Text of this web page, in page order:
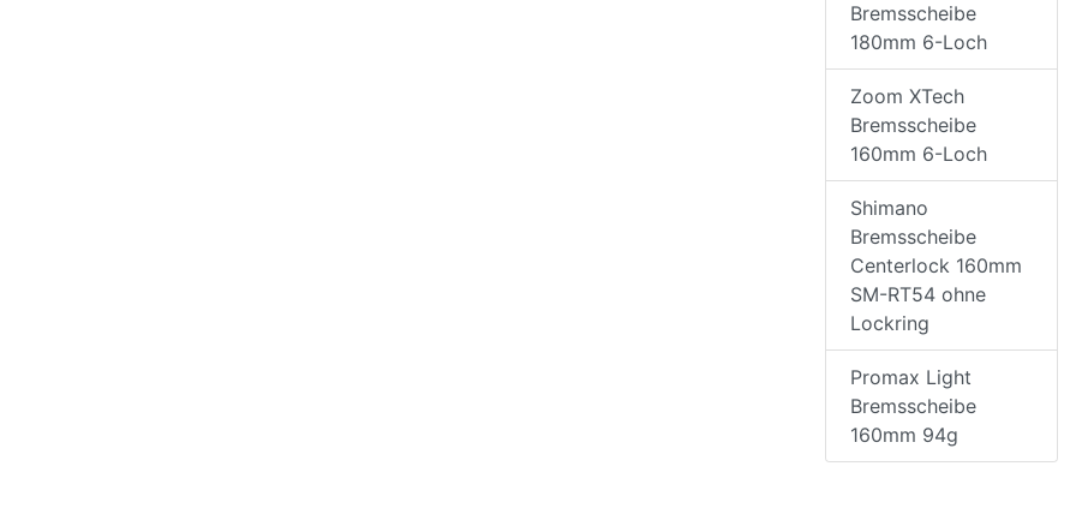
Bremsscheibe
180mm 6-Loch
Zoom XTech
Bremsscheibe
160mm 6-Loch
Shimano
Bremsscheibe
Centerlock 160mm
SM-RT54 ohne
Lockring
Promax Light
Bremsscheibe
160mm 94g